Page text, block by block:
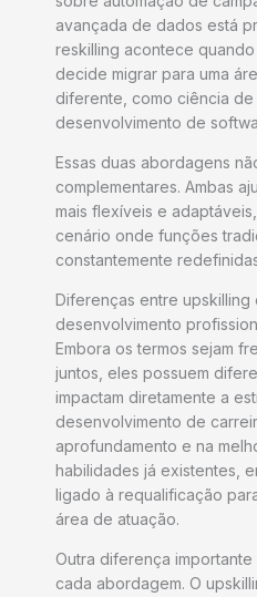
avançada de dados está
reskilling acontece
decide migrar para uma
diferente, como ciência
desenvolvimento de
Essas duas abordagens
complementares. Ambas
mais flexíveis e
cenário onde funções
constantemente
Diferenças entre upskilling
desenvolvimento
Embora os termos sejam
juntos, eles possuem
impactam diretamente a
desenvolvimento de
aprofundamento e na
habilidades já existentes,
ligado à requalificação
área de atuação.
Outra diferença
cada abordagem. O